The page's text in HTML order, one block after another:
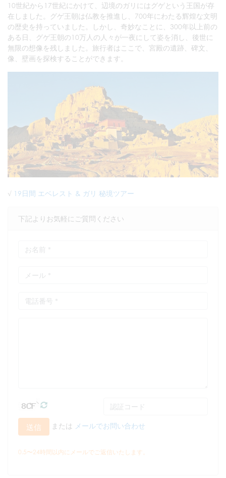
10世紀から17世紀にかけて、辺境のガリにはグゲという王国が存
在しました。グゲ王朝は仏教を推進し、700年にわたる辉煌な文明
の歴史を持っていました。しかし、奇妙なことに、300年以上前の
ある日、グゲ王朝の10万人の人々が一夜にして姿を消し、後世に
無限の想像を残しました。旅行者はここで、宮殿の遺跡、碑文、
像、壁画を探検することができます。
√ 19日間 エベレスト & ガリ 秘境ツアー
下記よりお気軽にご質問ください
送信 または メールでお問い合わせ
0.5〜24時間以内にメールでご返信いたします。